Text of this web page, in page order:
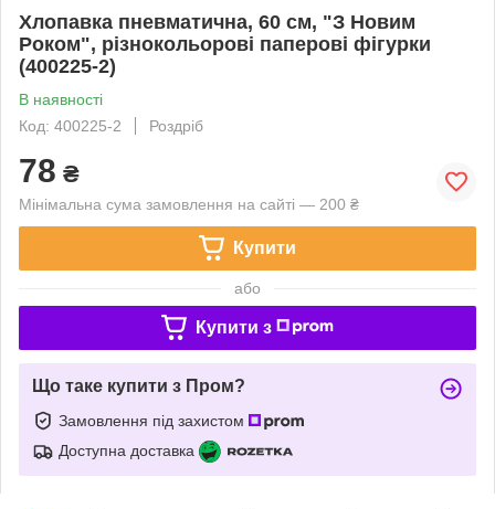
Хлопавка пневматична, 60 см, "З Новим
Роком", різнокольорові паперові фігурки
(400225-2)
В наявності
Код: 400225-2
Роздріб
78 ₴
Мінімальна сума замовлення на сайті — 200 ₴
Купити
або
Купити з
Що таке купити з Пром?
Замовлення під захистом
Доступна доставка